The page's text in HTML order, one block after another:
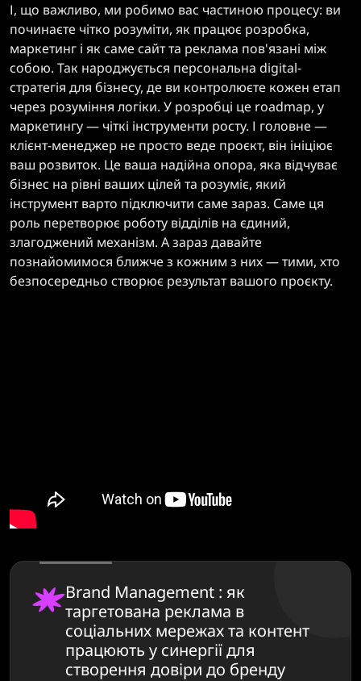
І, що важливо, ми робимо вас частиною процесу: ви
починаєте чітко розуміти, як працює розробка,
маркетинг і як саме сайт та реклама пов'язані між
собою. Так народжується персональна digital-
стратегія для бізнесу, де ви контролюєте кожен етап
через розуміння логіки. У розробці це roadmap, у
маркетингу — чіткі інструменти росту. І головне —
клієнт-менеджер не просто веде проєкт, він ініціює
ваш розвиток. Це ваша надійна опора, яка відчуває
бізнес на рівні ваших цілей та розуміє, який
інструмент варто підключити саме зараз. Саме ця
роль перетворює роботу відділів на єдиний,
злагоджений механізм. А зараз давайте
познайомимося ближче з кожним з них — тими, хто
безпосередньо створює результат вашого проєкту.
Brand Management : як
таргетована реклама в
соціальних мережах та контент
працюють у синергії для
створення довіри до бренду